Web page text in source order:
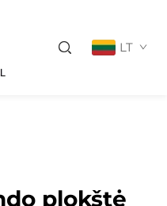
LT
plokštė